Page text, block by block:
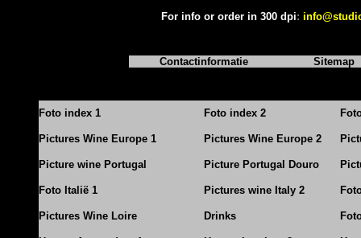
For info or order in 300 dpi:
Contactinformatie Sitemap
Foto index 1 Foto index 2
Pictures Wine Europe 1 Pictures Wine Europe 2
Picture wine Portugal Picture Portugal Douro
Foto Italië 1 Pictures wine Italy 2
Pictures Wine Loire Drinks